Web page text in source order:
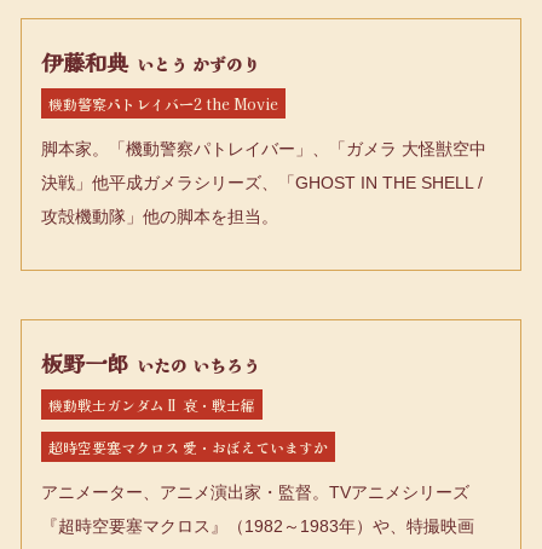
を務める。
伊藤和典 いとう かずのり
機動警察パトレイバー2 the Movie
脚本家。「機動警察パトレイバー」、「ガメラ 大怪獣空中
決戦」他平成ガメラシリーズ、「GHOST IN THE SHELL /
攻殻機動隊」他の脚本を担当。
板野一郎 いたの いちろう
機動戦士ガンダムⅡ 哀・戦士編
超時空要塞マクロス 愛・おぼえていますか
アニメーター、アニメ演出家・監督。TVアニメシリーズ
『超時空要塞マクロス』（1982～1983年）や、特撮映画